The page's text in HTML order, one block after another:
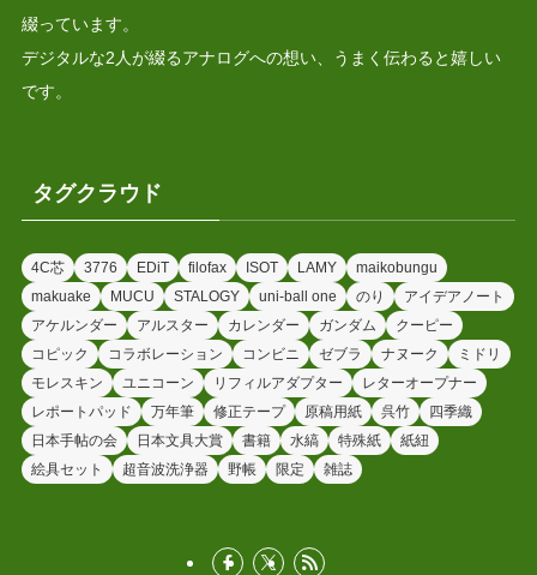
綴っています。
デジタルな2人が綴るアナログへの想い、うまく伝わると嬉しい
です。
タグクラウド
4C芯 3776 EDiT filofax ISOT LAMY
maikobungu
makuake
MUCU STALOGY uni-ball one のり
アイデアノート
アケルンダー
アルスター カレンダー ガンダム
クーピー
コピック
コラボレーション コンビニ ゼブラ ナヌーク
ミドリ
モレスキン
ユニコーン リフィルアダプター
レターオープナー
レポートパッド
万年筆 修正テープ 原稿用紙 呉竹
四季織
日本手帖の会
日本文具大賞 書籍 水縞 特殊紙
紙紐
絵具セット
超音波洗浄器 野帳 限定 雑誌